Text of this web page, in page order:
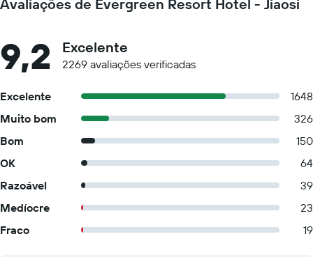
Avaliações de Evergreen Resort Hotel - Jiaosi
9,2 Excelente
2269 avaliações verificadas
Excelente
1648
Muito bom
326
Bom
150
OK
64
Razoável
39
Medíocre
23
Fraco
19